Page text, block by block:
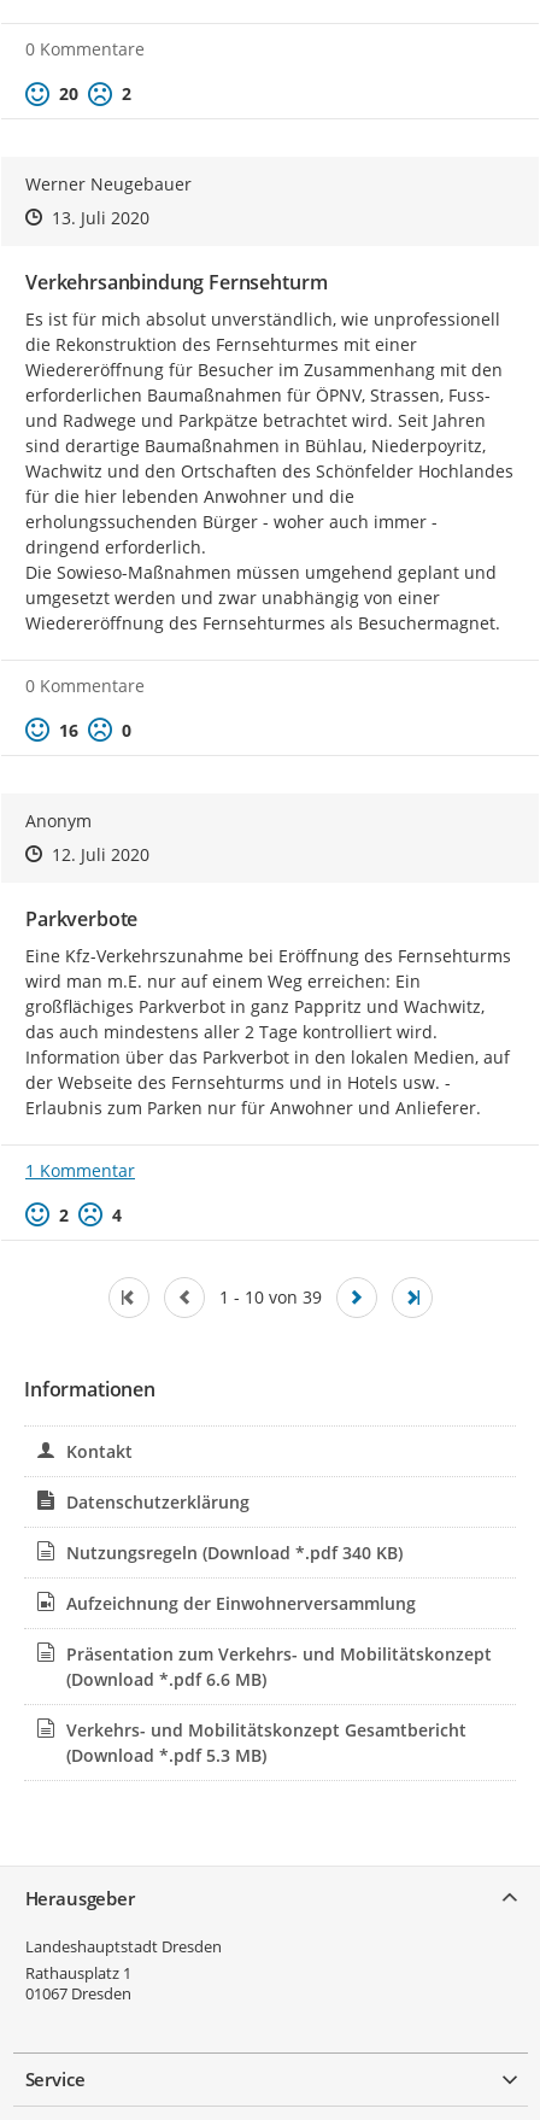
0 Kommentare
Positive Bewertung
20 Negative Bewertung
2
Werner Neugebauer
Zeitpunkt des Erstellens
Zeitpunkt des Erstellens
13. Juli 2020Zur Äußerung
Verkehrsanbindung Fernsehturm
Es ist für mich absolut unverständlich, wie unprofessionell
die Rekonstruktion des Fernsehturmes mit einer
Wiedereröffnung für Besucher im Zusammenhang mit den
erforderlichen Baumaßnahmen für ÖPNV, Strassen, Fuss-
und Radwege und Parkpätze betrachtet wird. Seit Jahren
sind derartige Baumaßnahmen in Bühlau, Niederpoyritz,
Wachwitz und den Ortschaften des Schönfelder Hochlandes
für die hier lebenden Anwohner und die
erholungssuchenden Bürger - woher auch immer -
dringend erforderlich.
Die Sowieso-Maßnahmen müssen umgehend geplant und
umgesetzt werden und zwar unabhängig von einer
Wiedereröffnung des Fernsehturmes als Besuchermagnet.
0 Kommentare
Positive Bewertung
16 Negative Bewertung
0
Anonym
Zeitpunkt des Erstellens
Zeitpunkt des Erstellens
12. Juli 2020Zur Äußerung
Parkverbote
Eine Kfz-Verkehrszunahme bei Eröffnung des Fernsehturms
wird man m.E. nur auf einem Weg erreichen: Ein
großflächiges Parkverbot in ganz Pappritz und Wachwitz,
das auch mindestens aller 2 Tage kontrolliert wird.
Information über das Parkverbot in den lokalen Medien, auf
der Webseite des Fernsehturms und in Hotels usw. -
Erlaubnis zum Parken nur für Anwohner und Anlieferer.
1 Kommentar
Positive Bewertung
2 Negative Bewertung
4
1 - 10 von 39
Informationen
Kontakt
Datenschutzerklärung
Nutzungsregeln (Download *.pdf 340 KB)
Aufzeichnung der Einwohnerversammlung
Präsentation zum Verkehrs- und Mobilitätskonzept
(Download *.pdf 6.6 MB)
Verkehrs- und Mobilitätskonzept Gesamtbericht
(Download *.pdf 5.3 MB)
Herausgeber
Landeshauptstadt Dresden
Rathausplatz 1
01067 Dresden
Service